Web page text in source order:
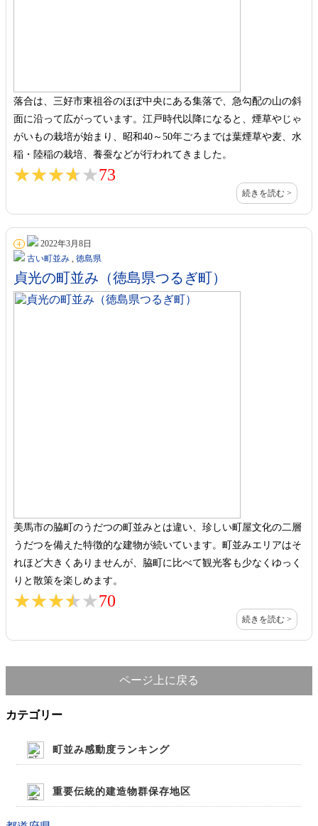
落合は、三好市東祖谷のほぼ中央にある集落で、急勾配の山の斜
面に沿って広がっています。江戸時代以降になると、煙草やじゃ
がいもの栽培が始まり、昭和40～50年ごろまでは葉煙草や麦、水
稲・陸稲の栽培、養蚕などが行われてきました。
★★★★★
★★★★★73
続きを読む >
4
2022年3月8日
古い町並み , 徳島県
貞光の町並み（徳島県つるぎ町）
美馬市の脇町のうだつの町並みとは違い、珍しい町屋文化の二層
うだつを備えた特徴的な建物が続いています。町並みエリアはそ
れほど大きくありませんが、脇町に比べて観光客も少なくゆっく
りと散策を楽しめます。
★★★★★
★★★★★70
続きを読む >
ページ上に戻る
カテゴリー
町並み感動度ランキング
重要伝統的建造物群保存地区